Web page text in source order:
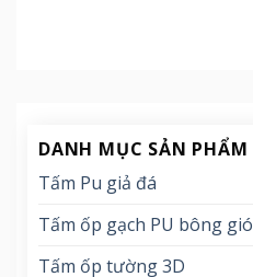
DANH MỤC SẢN PHẨM
Tấm Pu giả đá
Tấm ốp gạch PU bông gió
Tấm ốp tường 3D